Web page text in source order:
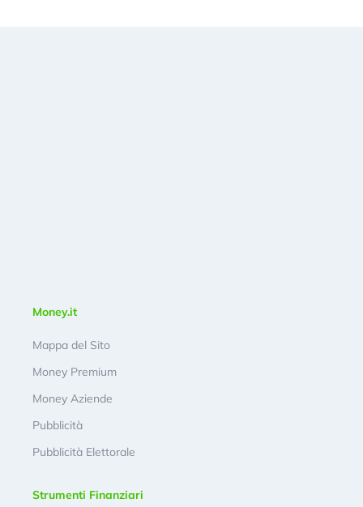
Money.it
Mappa del Sito
Money Premium
Money Aziende
Pubblicità
Pubblicità Elettorale
Strumenti Finanziari